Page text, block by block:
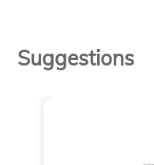
Suggestions